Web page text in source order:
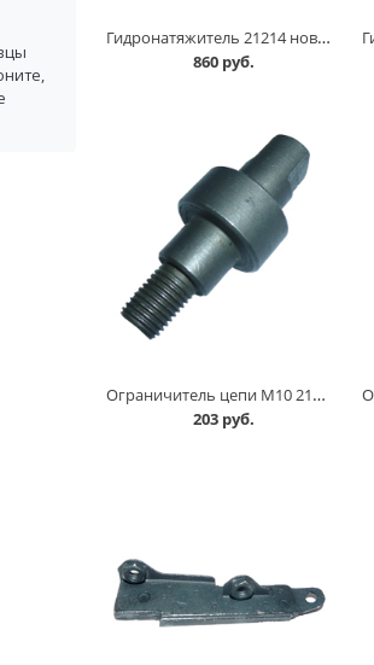
Гидронатяжитель 21214 нового образца в Омске
860 руб.
Ограничитель цепи М10 2101 нового образца в Омске
203 руб.